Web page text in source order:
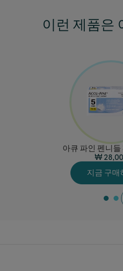
이런 제품은
아큐 파인 펜니
₩
지금 구매